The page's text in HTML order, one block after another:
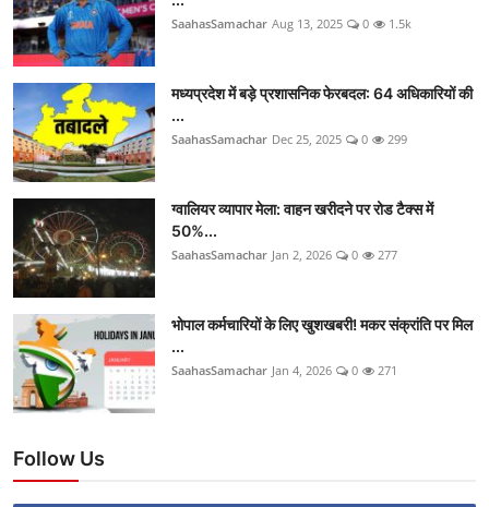
SaahasSamachar Aug 13, 2025 0 1.5k
मध्यप्रदेश में बड़े प्रशासनिक फेरबदल: 64 अधिकारियों की
...
SaahasSamachar Dec 25, 2025 0 299
ग्वालियर व्यापार मेला: वाहन खरीदने पर रोड टैक्स में
50%...
SaahasSamachar Jan 2, 2026 0 277
भोपाल कर्मचारियों के लिए खुशखबरी! मकर संक्रांति पर मिल
...
SaahasSamachar Jan 4, 2026 0 271
Follow Us